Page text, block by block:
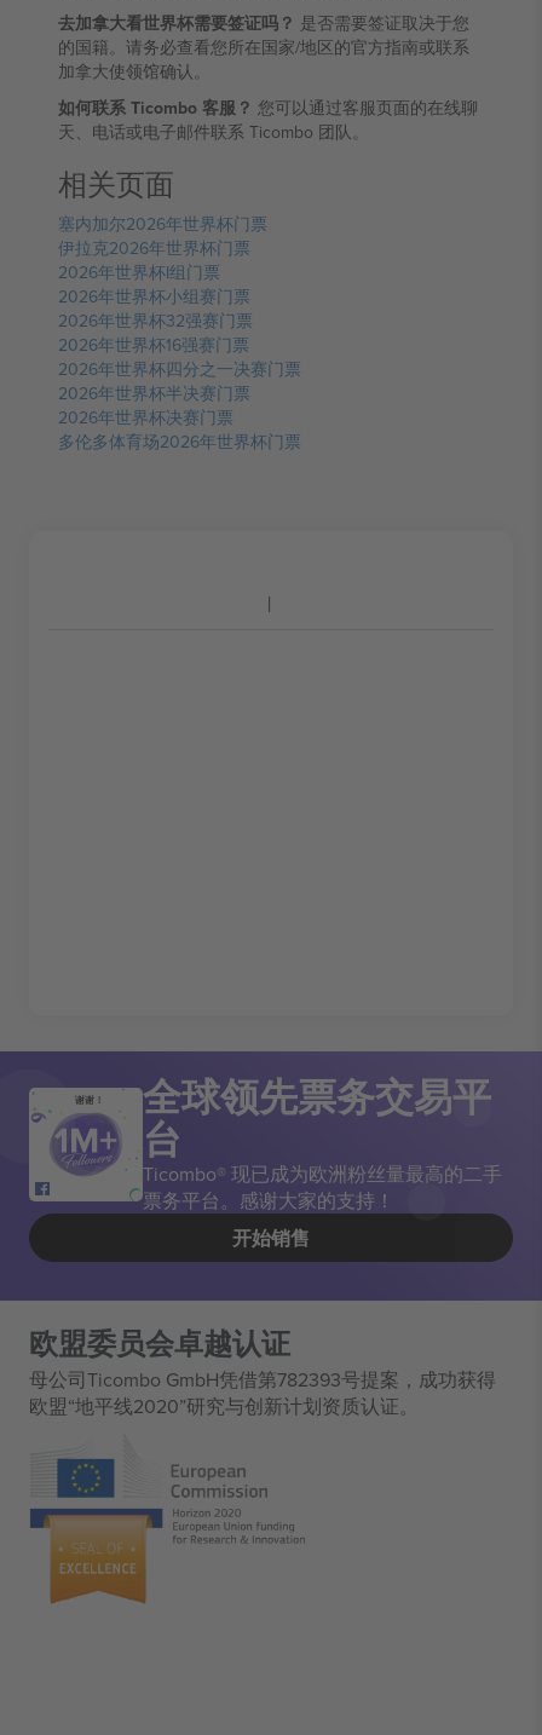
去加拿大看世界杯需要签证吗？ 是否需要签证取决于您
的国籍。请务必查看您所在国家/地区的官方指南或联系
加拿大使领馆确认。
如何联系 Ticombo 客服？ 您可以通过客服页面的在线聊
天、电话或电子邮件联系 Ticombo 团队。
相关页面
塞内加尔2026年世界杯门票
伊拉克2026年世界杯门票
2026年世界杯I组门票
2026年世界杯小组赛门票
2026年世界杯32强赛门票
2026年世界杯16强赛门票
2026年世界杯四分之一决赛门票
2026年世界杯半决赛门票
2026年世界杯决赛门票
多伦多体育场2026年世界杯门票
谢谢！ 全球领先票务交易平
台
Ticombo® 现已成为欧洲粉丝量最高的二手
票务平台。感谢大家的支持！
开始销售
欧盟委员会卓越认证
母公司Ticombo GmbH凭借第782393号提案，成功获得
欧盟“地平线2020”研究与创新计划资质认证。